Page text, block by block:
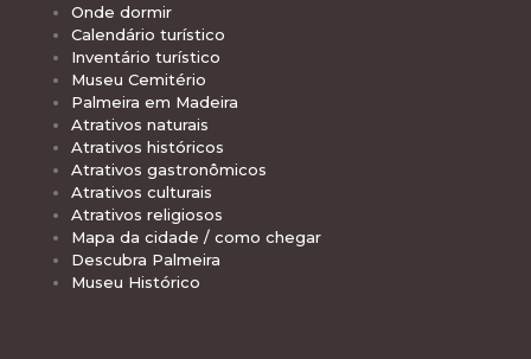
Onde dormir
Calendário turístico
Inventário turístico
Museu Cemitério
Palmeira em Madeira
Atrativos naturais
Atrativos históricos
Atrativos gastronômicos
Atrativos culturais
Atrativos religiosos
Mapa da cidade / como chegar
Descubra Palmeira
Museu Histórico